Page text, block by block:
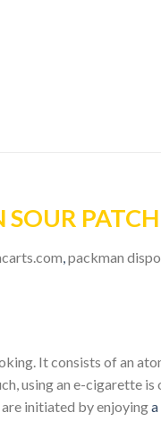
PATCH
,packman
It consists of an
using an e-cigarette is
initiated by enjoyinga